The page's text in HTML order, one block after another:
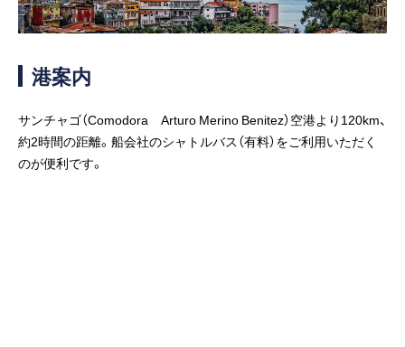
客船のご案内
トピックス パンフレット
港案内
サンチャゴ（Comodora Arturo Merino Benitez）空港より120km、
約2時間の距離。船会社のシャトルバス（有料）をご利用いただく
のが便利です。